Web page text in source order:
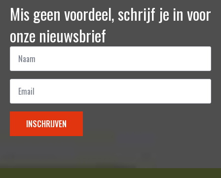
Mis geen voordeel, schrijf je in voor
onze nieuwsbrief
Naam
Email
INSCHRIJVEN